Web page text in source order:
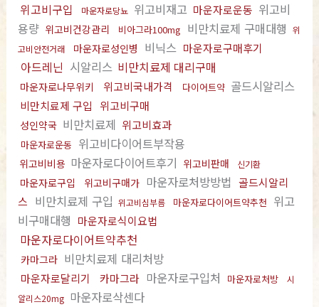
위고비구입
마운자로당뇨 위고비재고 마운자로운동 위고비
용량 위고비건강관리 비아그라100mg 비만치료제 구매대행
위
고비안전거래
마운자로성인병 비닉스 마운자로구매후기
아드레닌 시알리스 비만치료제 대리구매
마운자로나무위키 위고비국내가격 다이어트약 골드시알리스
비만치료제 구입 위고비구매
성인약국 비만치료제 위고비효과
마운자로운동 위고비다이어트부작용
위고비비용 마운자로다이어트후기 위고비판매 신기환
마운자로구입 위고비구매가 마운자로처방방법 골드시알리
스 비만치료제 구입 위고비심부름 마운자로다이어트약추천 위고
비구매대행 마운자로식이요법
마운자로다이어트약추천
카마그라 비만치료제 대리처방
마운자로달리기 카마그라 마운자로구입처 마운자로처방
시
알리스20mg 마운자로삭센다